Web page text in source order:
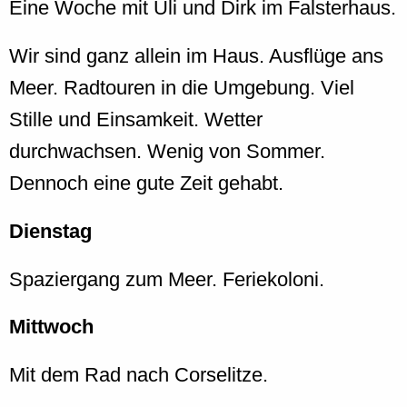
Eine Woche mit Uli und Dirk im Falsterhaus.
Wir sind ganz allein im Haus. Ausflüge ans
Meer. Radtouren in die Umgebung. Viel
Stille und Einsamkeit. Wetter
durchwachsen. Wenig von Sommer.
Dennoch eine gute Zeit gehabt.
Dienstag
Spaziergang zum Meer. Feriekoloni.
Mittwoch
Mit dem Rad nach Corselitze.